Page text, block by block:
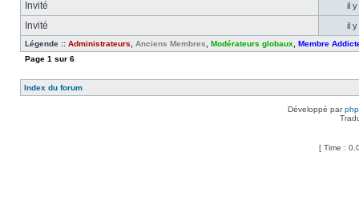
Invité il y
Invité il y
Légende :: Administrateurs Anciens Membres Modérateurs globaux
Membre
Page 1 sur 6
Index du forum
Développé par
[ Time :